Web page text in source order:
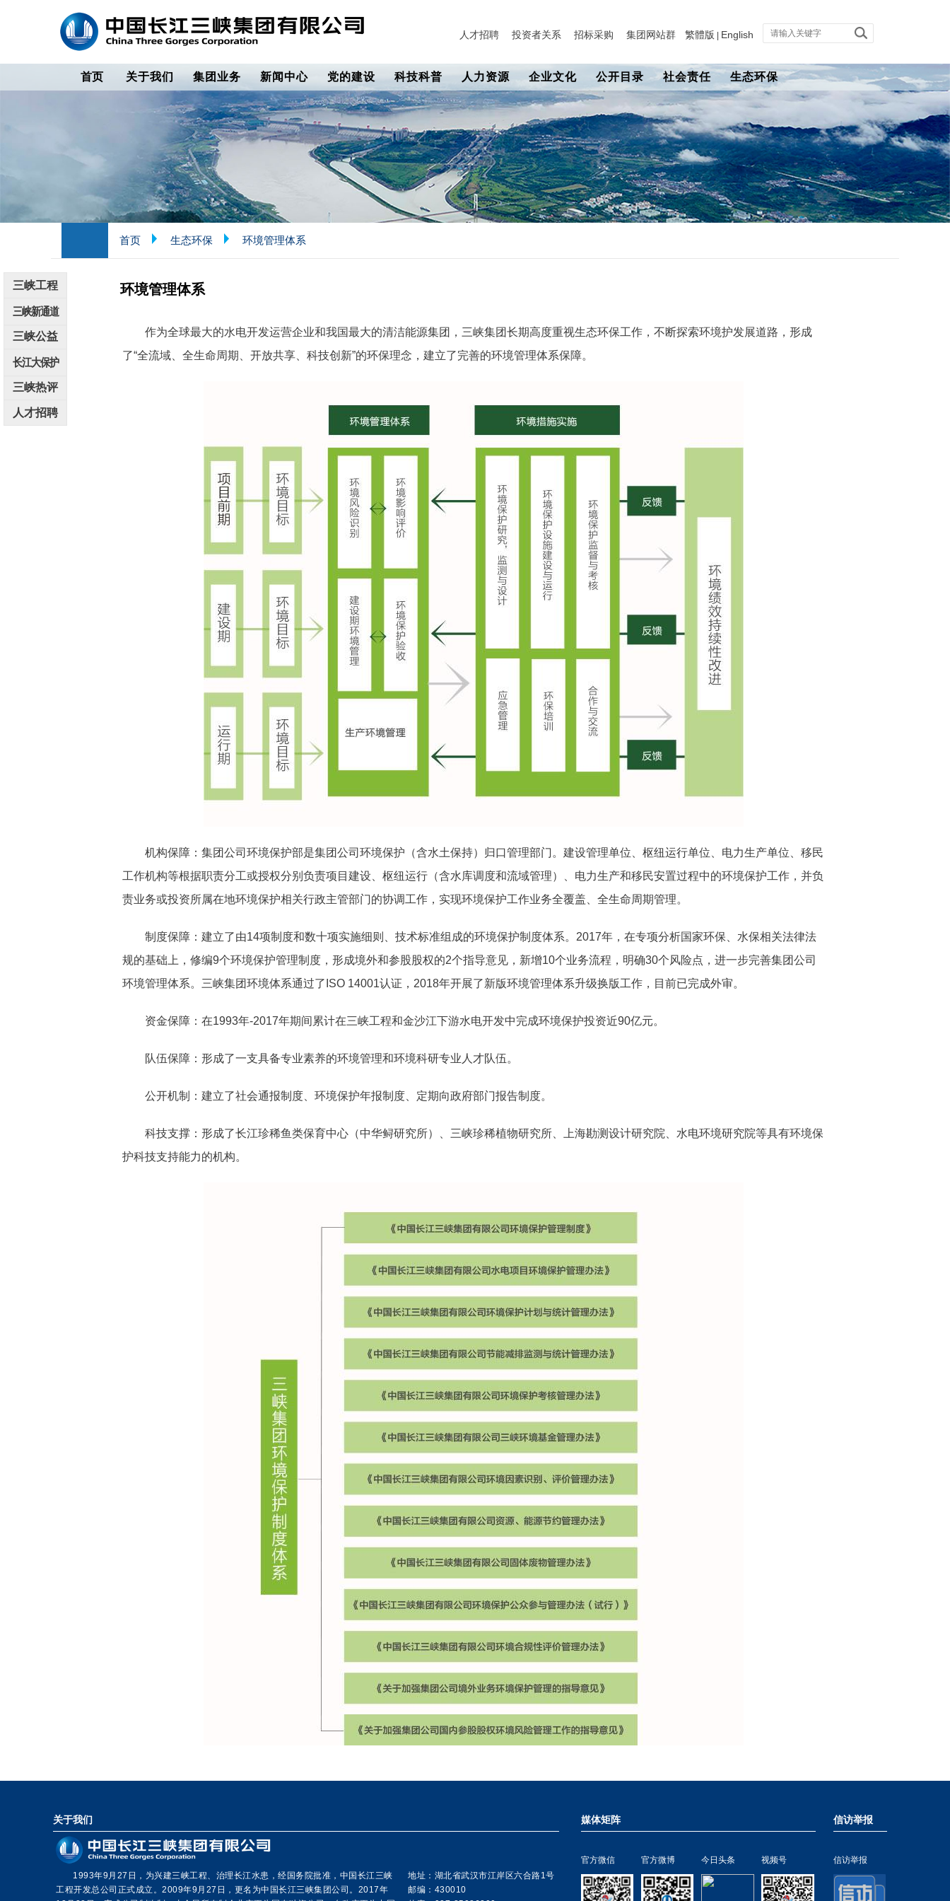
人才招聘 投资者关系 招标采购 集团网站群 繁體版 English
首页 关于我们 集团业务 新闻中心 党的建设 科技科普 人力资源 企业文化 公开目录 社会责任 生态环保
首页 生态环保 环境管理体系
环境管理体系
作为全球最大的水电开发运营企业和我国最大的清洁能源集团，三峡集团长期高度重视生态环保工作，不断探索环境护发展道路，形成
了“全流域、全生命周期、开放共享、科技创新”的环保理念，建立了完善的环境管理体系保障。
机构保障：集团公司环境保护部是集团公司环境保护（含水土保持）归口管理部门。建设管理单位、枢纽运行单位、电力生产单位、移民
工作机构等根据职责分工或授权分别负责项目建设、枢纽运行（含水库调度和流域管理）、电力生产和移民安置过程中的环境保护工作，并负
责业务或投资所属在地环境保护相关行政主管部门的协调工作，实现环境保护工作业务全覆盖、全生命周期管理。
制度保障：建立了由14项制度和数十项实施细则、技术标准组成的环境保护制度体系。2017年，在专项分析国家环保、水保相关法律法
规的基础上，修编9个环境保护管理制度，形成境外和参股股权的2个指导意见，新增10个业务流程，明确30个风险点，进一步完善集团公司
环境管理体系。三峡集团环境体系通过了ISO 14001认证，2018年开展了新版环境管理体系升级换版工作，目前已完成外审。
资金保障：在1993年-2017年期间累计在三峡工程和金沙江下游水电开发中完成环境保护投资近90亿元。
队伍保障：形成了一支具备专业素养的环境管理和环境科研专业人才队伍。
公开机制：建立了社会通报制度、环境保护年报制度、定期向政府部门报告制度。
科技支撑：形成了长江珍稀鱼类保育中心（中华鲟研究所）、三峡珍稀植物研究所、上海勘测设计研究院、水电环境研究院等具有环境保
护科技支持能力的机构。
关于我们
1993年9月27日，为兴建三峡工程、治理长江水患，经国务院批准，中国长江三峡
工程开发总公司正式成立。2009年9月27日，更名为中国长江三峡集团公司。2017年
地址：湖北省武汉市江岸区六合路1号
邮编：430010
媒体矩阵
官方微信 官方微博 今日头条 视频号
信访举报
信访举报
三峡工程
三峡新通道
三峡公益
长江大保护
三峡热评
人才招聘